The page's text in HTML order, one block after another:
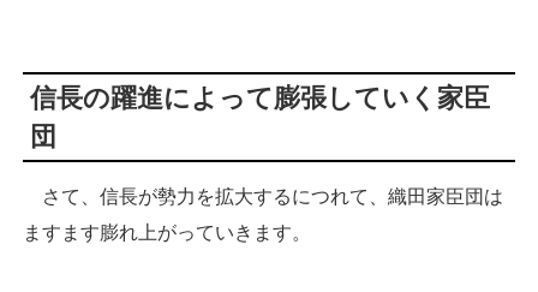
信長の躍進によって膨張していく家臣
団
さて、信長が勢力を拡大するにつれて、織田家臣団は
ますます膨れ上がっていきます。